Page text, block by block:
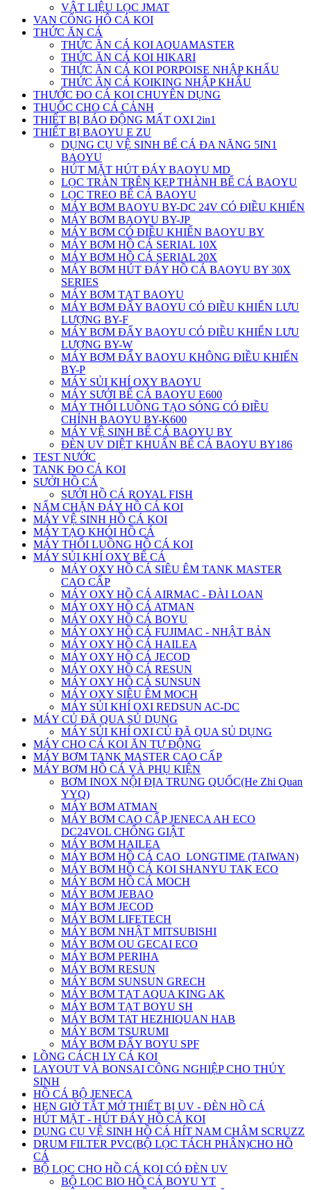
VẬT LIỆU LỌC JMAT
VAN CỔNG HÔ CÁ KOI
THỨC ĂN CÁ
THỨC ĂN CÁ KOI AQUAMASTER
THỨC ĂN CÁ KOI HIKARI
THỨC ĂN CÁ KOI PORPOISE NHẬP KHẨU
THỨC ĂN CÁ KOIKING NHẬP KHẨU
THƯỚC ĐO CÁ KOI CHUYÊN DỤNG
THUỐC CHO CÁ CẢNH
THIẾT BỊ BÁO ĐỘNG MẤT OXI 2in1
THIẾT BỊ BAOYU E ZU
DỤNG CỤ VỆ SINH BỂ CÁ ĐA NĂNG 5IN1
BAOYU
HÚT MẶT HÚT ĐÁY BAOYU MD
LỌC TRÀN TRÊN KẸP THÀNH BỂ CÁ BAOYU
LỌC TREO BỂ CÁ BAOYU
MÁY BƠM BAOYU BY-DC 24V CÓ ĐIỀU KHIỂN
MÁY BƠM BAOYU BY-JP
MÁY BƠM CÓ ĐIỀU KHIỂN BAOYU BY
MÁY BƠM HỒ CÁ SERIAL 10X
MÁY BƠM HỒ CÁ SERIAL 20X
MÁY BƠM HÚT ĐÁY HỒ CÁ BAOYU BY 30X
SERIES
MÁY BƠM TẠT BAOYU
MÁY BƠM ĐẨY BAOYU CÓ ĐIỀU KHIỂN LƯU
LƯỢNG BY-F
MÁY BƠM ĐẨY BAOYU CÓ ĐIỀU KHIỂN LƯU
LƯỢNG BY-W
MÁY BƠM ĐẨY BAOYU KHÔNG ĐIỀU KHIỂN
BY-P
MÁY SỦI KHÍ OXY BAOYU
MÁY SƯỞI BỂ CÁ BAOYU E600
MÁY THỔI LUỒNG TẠO SÓNG CÓ ĐIỀU
CHỈNH BAOYU BY-K600
MÁY VỆ SINH BỂ CÁ BAOYU BY
ĐÈN UV DIỆT KHUẨN BỂ CÁ BAOYU BY186
TEST NƯỚC
TANK ĐO CÁ KOI
SƯỞI HỒ CÁ
SƯỞI HỒ CÁ ROYAL FISH
NẤM CHẶN ĐÁY HỒ CÁ KOI
MÁY VỆ SINH HỒ CÁ KOI
MÁY TẠO KHÓI HỒ CÁ
MÁY THỔI LUỒNG HỒ CÁ KOI
MÁY SỦI KHÍ OXY BỂ CÁ
MÁY OXY HỒ CÁ SIÊU ÊM TANK MASTER
CAO CẤP
MÁY OXY HỒ CÁ AIRMAC - ĐÀI LOAN
MÁY OXY HỒ CÁ ATMAN
MÁY OXY HỒ CÁ BOYU
MÁY OXY HỒ CÁ FUJIMAC - NHẬT BẢN
MÁY OXY HỒ CÁ HAILEA
MÁY OXY HỒ CÁ JECOD
MÁY OXY HỒ CÁ RESUN
MÁY OXY HỒ CÁ SUNSUN
MÁY OXY SIÊU ÊM MOCH
MÁY SỦI KHÍ OXI REDSUN AC-DC
MÁY CỦ ĐÃ QUA SỦ DỤNG
MÁY SỦI KHÍ OXI CỦ ĐÃ QUA SỦ DỤNG
MÁY CHO CÁ KOI ĂN TỰ ĐỘNG
MÁY BƠM TANK MASTER CAO CẤP
MÁY BƠM HỒ CÁ VÀ PHỤ KIỆN
BƠM INOX NỘI ĐỊA TRUNG QUỐC(He Zhi Quan
YYQ)
MÁY BƠM ATMAN
MÁY BƠM CAO CẤP JENECA AH ECO
DC24VOL CHỐNG GIẬT
MÁY BƠM HAILEA
MÁY BƠM HỒ CÁ CAO_LONGTIME (TAIWAN)
MÁY BƠM HỒ CÁ KOI SHANYU TAK ECO
MÁY BƠM HỒ CÁ MOCH
MÁY BƠM JEBAO
MÁY BƠM JECOD
MÁY BƠM LIFETECH
MÁY BƠM NHẬT MITSUBISHI
MÁY BƠM OU GECAI ECO
MÁY BƠM PERIHA
MÁY BƠM RESUN
MÁY BƠM SUNSUN GRECH
MÁY BƠM TẠT AQUA KING AK
MÁY BƠM TẠT BOYU SH
MÁY BƠM TAT HEZHIQUAN HAB
MÁY BƠM TSURUMI
MÁY BƠM ĐẨY BOYU SPF
LỒNG CÁCH LY CÁ KOI
LAYOUT VÀ BONSAI CÔNG NGHIỆP CHO THỦY
SINH
HỒ CÁ BỘ JENECA
HẸN GIỜ TẮT MỞ THIẾT BỊ UV - ĐÈN HỒ CÁ
HÚT MẶT - HÚT ĐÁY HỒ CÁ KOI
DỤNG CỤ VỆ SINH HỒ CÁ HÍT NAM CHÂM SCRUZZ
DRUM FILTER PVC(BỘ LỌC TÁCH PHÂN)CHO HỒ
CÁ
BỘ LỌC CHO HỒ CÁ KOI CÓ ĐÈN UV
BỘ LỌC BIO HỒ CÁ BOYU YT